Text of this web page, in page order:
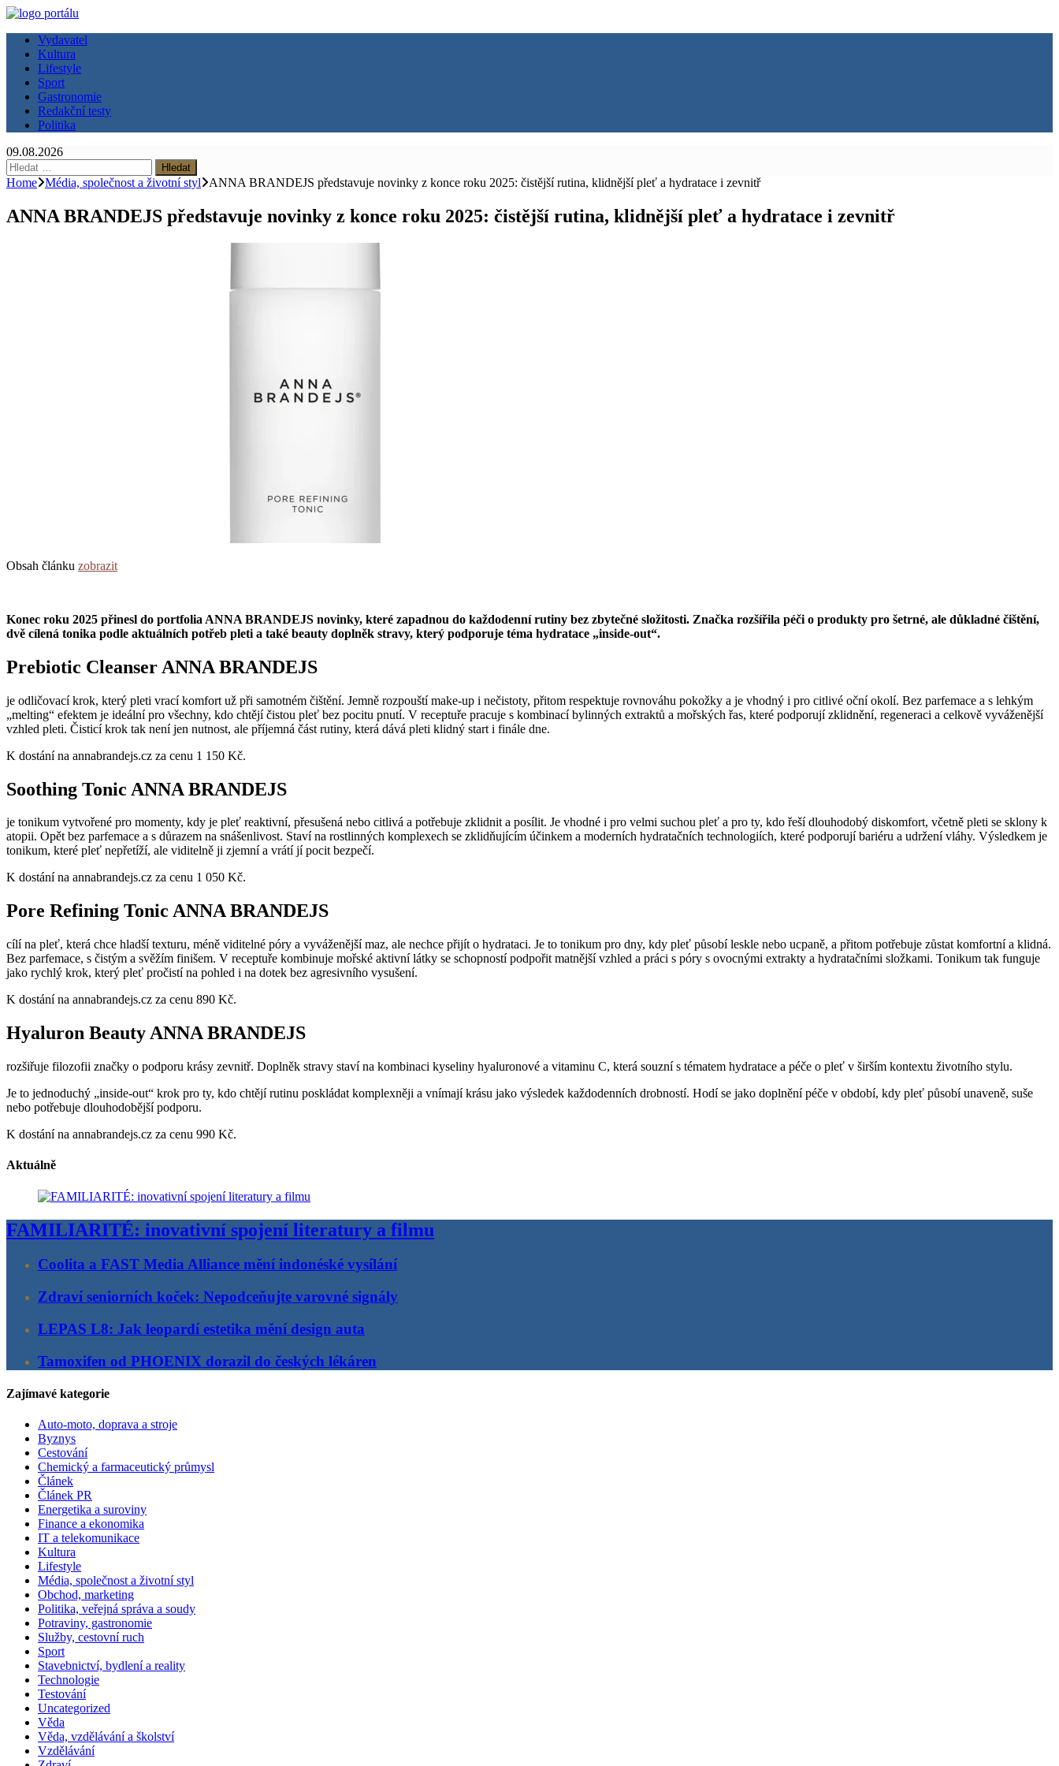
Vydavatel
Kultura
Lifestyle
Sport
Gastronomie
Redakční testy
Politika
09.08.2026
Vyhledávání
Home Média, společnost a životní styl ANNA BRANDEJS představuje novinky z konce roku 2025: čistější rutina, klidnější pleť a hydratace i zevnitř
ANNA BRANDEJS představuje novinky z konce roku 2025: čistější rutina, klidnější pleť a hydratace i zevnitř
Obsah článku zobrazit
Konec roku 2025 přinesl do portfolia ANNA BRANDEJS novinky, které zapadnou do každodenní rutiny bez zbytečné složitosti. Značka rozšířila péči o produkty pro šetrné, ale důkladné čištění,
dvě cílená tonika podle aktuálních potřeb pleti a také beauty doplněk stravy, který podporuje téma hydratace „inside-out“.
Prebiotic Cleanser ANNA BRANDEJS
je odličovací krok, který pleti vrací komfort už při samotném čištění. Jemně rozpouští make-up i nečistoty, přitom respektuje rovnováhu pokožky a je vhodný i pro citlivé oční okolí. Bez parfemace a s lehkým
„melting“ efektem je ideální pro všechny, kdo chtějí čistou pleť bez pocitu pnutí. V receptuře pracuje s kombinací bylinných extraktů a mořských řas, které podporují zklidnění, regeneraci a celkově vyváženější
vzhled pleti. Čisticí krok tak není jen nutnost, ale příjemná část rutiny, která dává pleti klidný start i finále dne.
K dostání na annabrandejs.cz za cenu 1 150 Kč.
Soothing Tonic ANNA BRANDEJS
je tonikum vytvořené pro momenty, kdy je pleť reaktivní, přesušená nebo citlivá a potřebuje zklidnit a posílit. Je vhodné i pro velmi suchou pleť a pro ty, kdo řeší dlouhodobý diskomfort, včetně pleti se sklony k
atopii. Opět bez parfemace a s důrazem na snášenlivost. Staví na rostlinných komplexech se zklidňujícím účinkem a moderních hydratačních technologiích, které podporují bariéru a udržení vláhy. Výsledkem je
tonikum, které pleť nepřetíží, ale viditelně ji zjemní a vrátí jí pocit bezpečí.
K dostání na annabrandejs.cz za cenu 1 050 Kč.
Pore Refining Tonic ANNA BRANDEJS
cílí na pleť, která chce hladší texturu, méně viditelné póry a vyváženější maz, ale nechce přijít o hydrataci. Je to tonikum pro dny, kdy pleť působí leskle nebo ucpaně, a přitom potřebuje zůstat komfortní a klidná.
Bez parfemace, s čistým a svěžím finišem. V receptuře kombinuje mořské aktivní látky se schopností podpořit matnější vzhled a práci s póry s ovocnými extrakty a hydratačními složkami. Tonikum tak funguje
jako rychlý krok, který pleť pročistí na pohled i na dotek bez agresivního vysušení.
K dostání na annabrandejs.cz za cenu 890 Kč.
Hyaluron Beauty ANNA BRANDEJS
rozšiřuje filozofii značky o podporu krásy zevnitř. Doplněk stravy staví na kombinaci kyseliny hyaluronové a vitaminu C, která souzní s tématem hydratace a péče o pleť v širším kontextu životního stylu.
Je to jednoduchý „inside-out“ krok pro ty, kdo chtějí rutinu poskládat komplexněji a vnímají krásu jako výsledek každodenních drobností. Hodí se jako doplnění péče v období, kdy pleť působí unaveně, suše
nebo potřebuje dlouhodobější podporu.
K dostání na annabrandejs.cz za cenu 990 Kč.
Aktuálně
FAMILIARITÉ: inovativní spojení literatury a filmu
Coolita a FAST Media Alliance mění indonéské vysílání
Zdraví seniorních koček: Nepodceňujte varovné signály
LEPAS L8: Jak leopardí estetika mění design auta
Tamoxifen od PHOENIX dorazil do českých lékáren
Zajímavé kategorie
Auto-moto, doprava a stroje
Byznys
Cestování
Chemický a farmaceutický průmysl
Článek
Článek PR
Energetika a suroviny
Finance a ekonomika
IT a telekomunikace
Kultura
Lifestyle
Média, společnost a životní styl
Obchod, marketing
Politika, veřejná správa a soudy
Potraviny, gastronomie
Služby, cestovní ruch
Sport
Stavebnictví, bydlení a reality
Technologie
Testování
Uncategorized
Věda
Věda, vzdělávání a školství
Vzdělávání